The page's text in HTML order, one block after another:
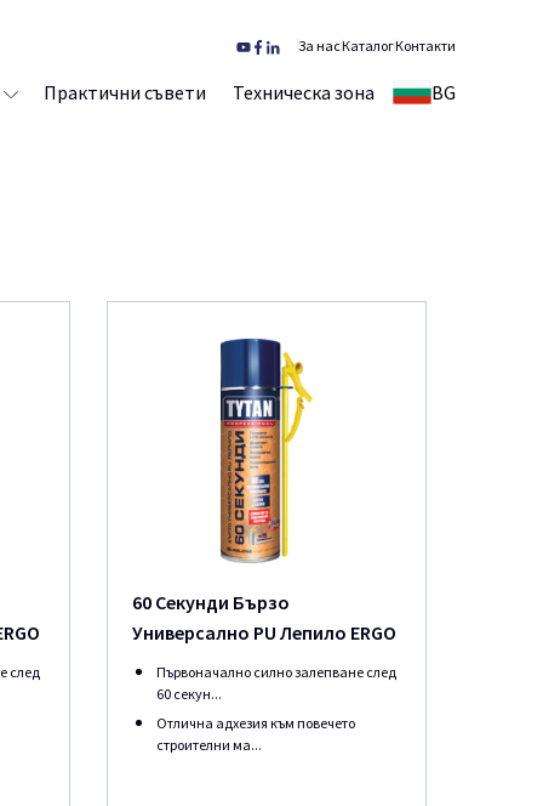
Практични съвети Техническа зона BG
За насКаталогКонтакти
след
60 Секунди Бързо
Универсално PU Лепило ERGO
Първоначално силно залепване след
60 секун...
Отлична адхезия към повечето
строителни ма...